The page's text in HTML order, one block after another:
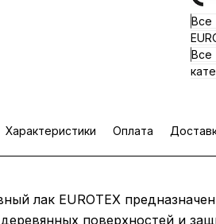
Все
Все
Характеристики Оплата
лак EUROTEX
поверхностей и